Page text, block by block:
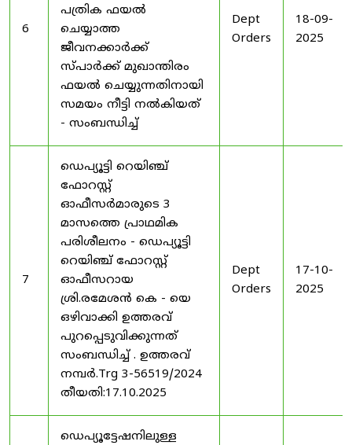
6
പത്രിക ഫയൽ
ചെയ്യാത്ത
ജീവനക്കാർക്ക്
സ്പാർക്ക് മുഖാന്തിരം
ഫയൽ ചെയ്യുന്നതിനായി
സമയം നീട്ടി നൽകിയത്
- സംബന്ധിച്ച്
Dept
Orders
18-09-
2025
7
ഡെപ്യൂട്ടി റെയിഞ്ച്
ഫോറസ്റ്റ്
ഓഫീസർമാരുടെ 3
മാസത്തെ പ്രാഥമിക
പരിശീലനം - ഡെപ്യൂട്ടി
റെയിഞ്ച് ഫോറസ്റ്റ്
ഓഫീസറായ
ശ്രി.രമേശൻ കെ - യെ
ഒഴിവാക്കി ഉത്തരവ്
പുറപ്പെടുവിക്കുന്നത്
സംബന്ധിച്ച് . ഉത്തരവ്
നമ്പർ.Trg 3-56519/2024
തീയതി:17.10.2025
Dept
Orders
17-10-
2025
ഡെപ്യൂട്ടേഷനിലുള്ള